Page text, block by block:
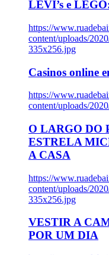
LEVI’s e
https://
content/uploads/
335x256.jpg
Casinos online
https://
content/uploads/
O LARGO DO
ESTRELA
A CASA
https://
content/uploads/
335x256.jpg
VESTIR A
POR UM DIA